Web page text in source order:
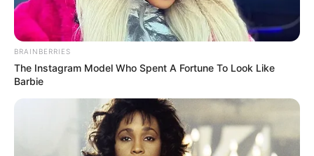
BRAINBERRIES
The Instagram Model Who Spent A Fortune To Look Like
Barbie